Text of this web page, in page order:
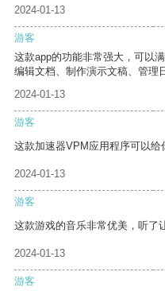
2024-01-13
游客
这款app的功能非常强大，可以
编辑文档、制作演示文稿、管理
2024-01-13
游客
这款加速器VPM应用程序可以给
2024-01-13
游客
这款游戏的音乐非常优美，听了
2024-01-13
游客